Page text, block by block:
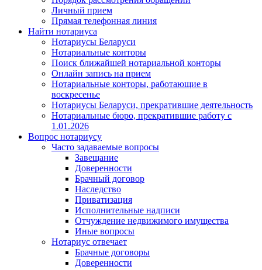
Личный прием
Прямая телефонная линия
Найти нотариуса
Нотариусы Беларуси
Нотариальные конторы
Поиск ближайшей нотариальной конторы
Онлайн запись на прием
Нотариальные конторы, работающие в
воскресенье
Нотариусы Беларуси, прекратившие деятельность
Нотариальные бюро, прекратившие работу с
1.01.2026
Вопрос нотариусу
Часто задаваемые вопросы
Завещание
Доверенности
Брачный договор
Наследство
Приватизация
Исполнительные надписи
Отчуждение недвижимого имущества
Иные вопросы
Нотариус отвечает
Брачные договоры
Доверенности